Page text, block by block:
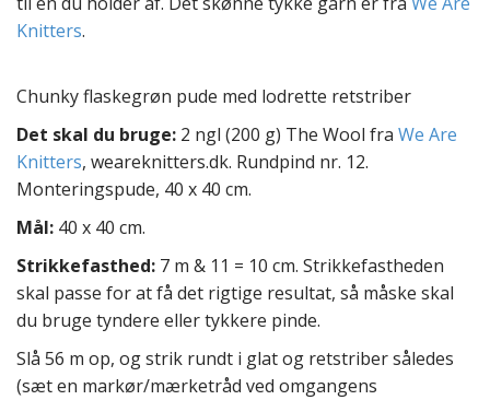
Knitters.
Chunky flaskegrøn pude med lodrette retstriber
Det skal du bruge: 2 ngl (200 g) The Wool fra We Are
Knitters, weareknitters.dk. Rundpind nr. 12.
Monteringspude, 40 x 40 cm.
Mål: 40 x 40 cm.
Strikkefasthed: 7 m & 11 = 10 cm. Strikkefastheden
skal passe for at få det rigtige resultat, så måske skal
du bruge tyndere eller tykkere pinde.
Slå 56 m op, og strik rundt i glat og retstriber således
(sæt en markør/mærketråd ved omgangens